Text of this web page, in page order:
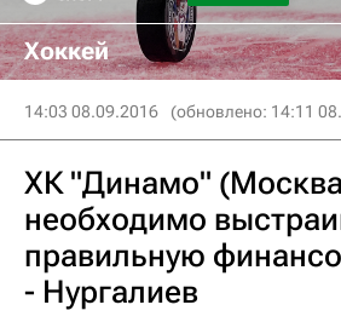
Хоккей
14:03 08.09.2016 (обновлено: 14:11
ХК "Динамо"
необходимо
правильную
- Нургалиев